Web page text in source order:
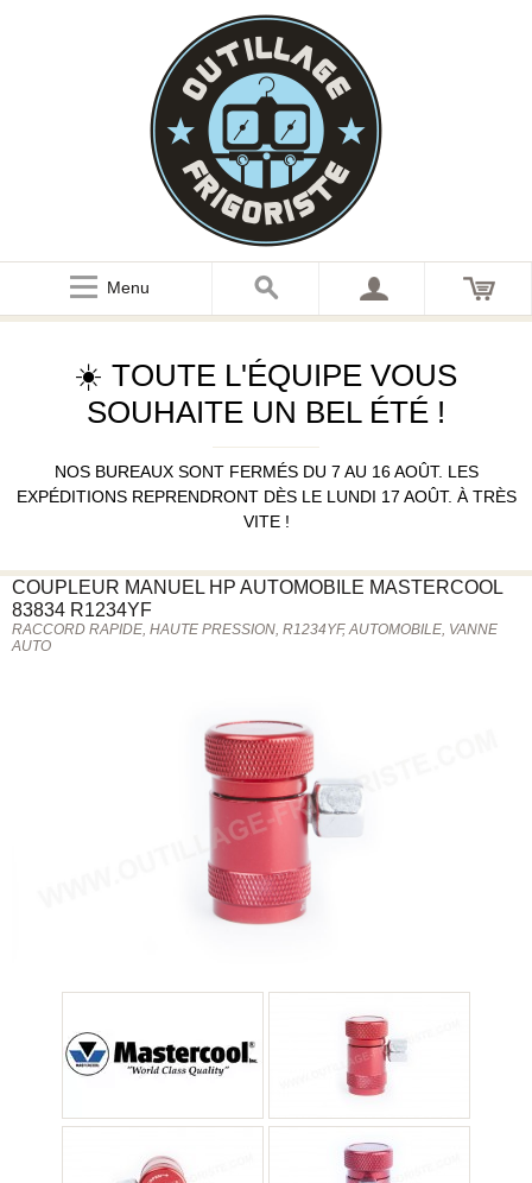
Menu
☀️ TOUTE L'ÉQUIPE VOUS
SOUHAITE UN BEL ÉTÉ !
NOS BUREAUX SONT FERMÉS DU 7 AU 16 AOÛT. LES
EXPÉDITIONS REPRENDRONT DÈS LE LUNDI 17 AOÛT. À TRÈS
VITE !
COUPLEUR MANUEL HP AUTOMOBILE MASTERCOOL
83834 R1234YF
RACCORD RAPIDE, HAUTE PRESSION, R1234YF, AUTOMOBILE, VANNE
AUTO